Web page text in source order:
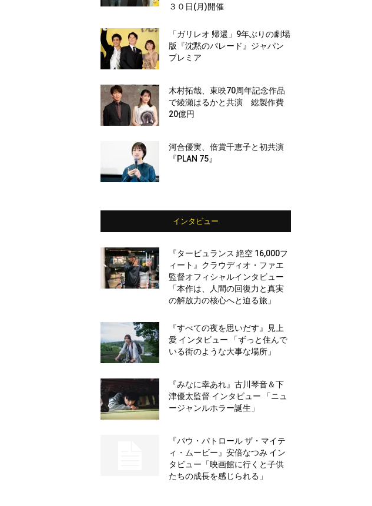
３０日(月)開催
「ガリレオ 帰還」9年ぶりの劇場
版『沈黙のパレード』ジャパン
プレミア
木村拓哉、東映70周年記念作品
で綾瀬はるかと共演 総製作費
20億円
河合優実、倍賞千恵子と初共演
『PLAN 75』
インタビュー
『タービュランス 絶空 16,000フ
ィート』クラウディオ・ファエ
監督オフィシャルインタビュー
「本作は、人間の回復力と真実
の解放力の核心へと迫る旅」
『すべての夜を思いだす』見上
愛 インタビュー 「ずっと住んで
いる街のような大事な場所」
『みなに幸あれ』古川琴音＆下
津優太監督 インタビュー 「ニュ
ージャンルホラー誕生」
『パウ・パトロール ザ・マイテ
ィ・ムービー』安倍なつみ イン
タビュー「映画館に行くと子供
たちの成長を感じられる」